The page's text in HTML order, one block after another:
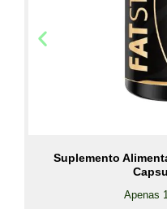
Suplemento
Apenas